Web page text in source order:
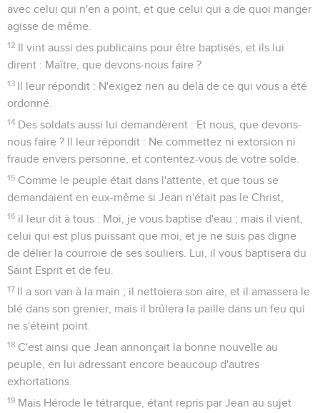
avec celui qui n'en a point, et que celui qui a de quoi manger
agisse de même.
12 Il vint aussi des publicains pour être baptisés, et ils lui
dirent : Maître, que devons-nous faire ?
13 Il leur répondit : N'exigez rien au delà de ce qui vous a été
ordonné.
14 Des soldats aussi lui demandèrent : Et nous, que devons-
nous faire ? Il leur répondit : Ne commettez ni extorsion ni
fraude envers personne, et contentez-vous de votre solde.
15 Comme le peuple était dans l'attente, et que tous se
demandaient en eux-même si Jean n'était pas le Christ,
16 il leur dit à tous : Moi, je vous baptise d'eau ; mais il vient,
celui qui est plus puissant que moi, et je ne suis pas digne
de délier la courroie de ses souliers. Lui, il vous baptisera du
Saint Esprit et de feu.
17 Il a son van à la main ; il nettoiera son aire, et il amassera le
blé dans son grenier, mais il brûlera la paille dans un feu qui
ne s'éteint point.
18 C'est ainsi que Jean annonçait la bonne nouvelle au
peuple, en lui adressant encore beaucoup d'autres
exhortations.
19 Mais Hérode le tétrarque, étant repris par Jean au sujet